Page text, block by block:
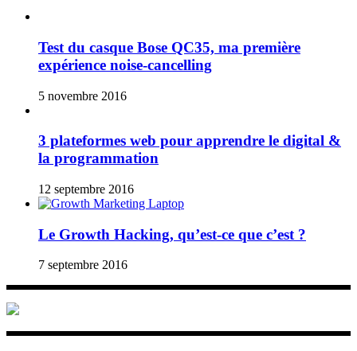
Test du casque Bose QC35, ma première
expérience noise-cancelling
5 novembre 2016
3 plateformes web pour apprendre le digital &
la programmation
12 septembre 2016
Le Growth Hacking, qu’est-ce que c’est ?
7 septembre 2016